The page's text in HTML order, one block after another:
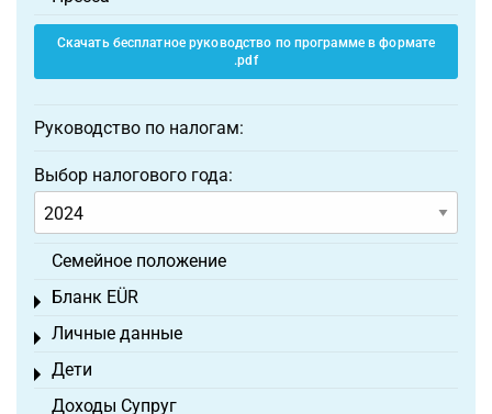
Скачать бесплатное руководство по программе в формате
.pdf
Руководство по налогам:
Выбор налогового года:
Семейное положение
Бланк EÜR
Toggle menu
Личные данные
Toggle menu
Дети
Toggle menu
Доходы Супруг